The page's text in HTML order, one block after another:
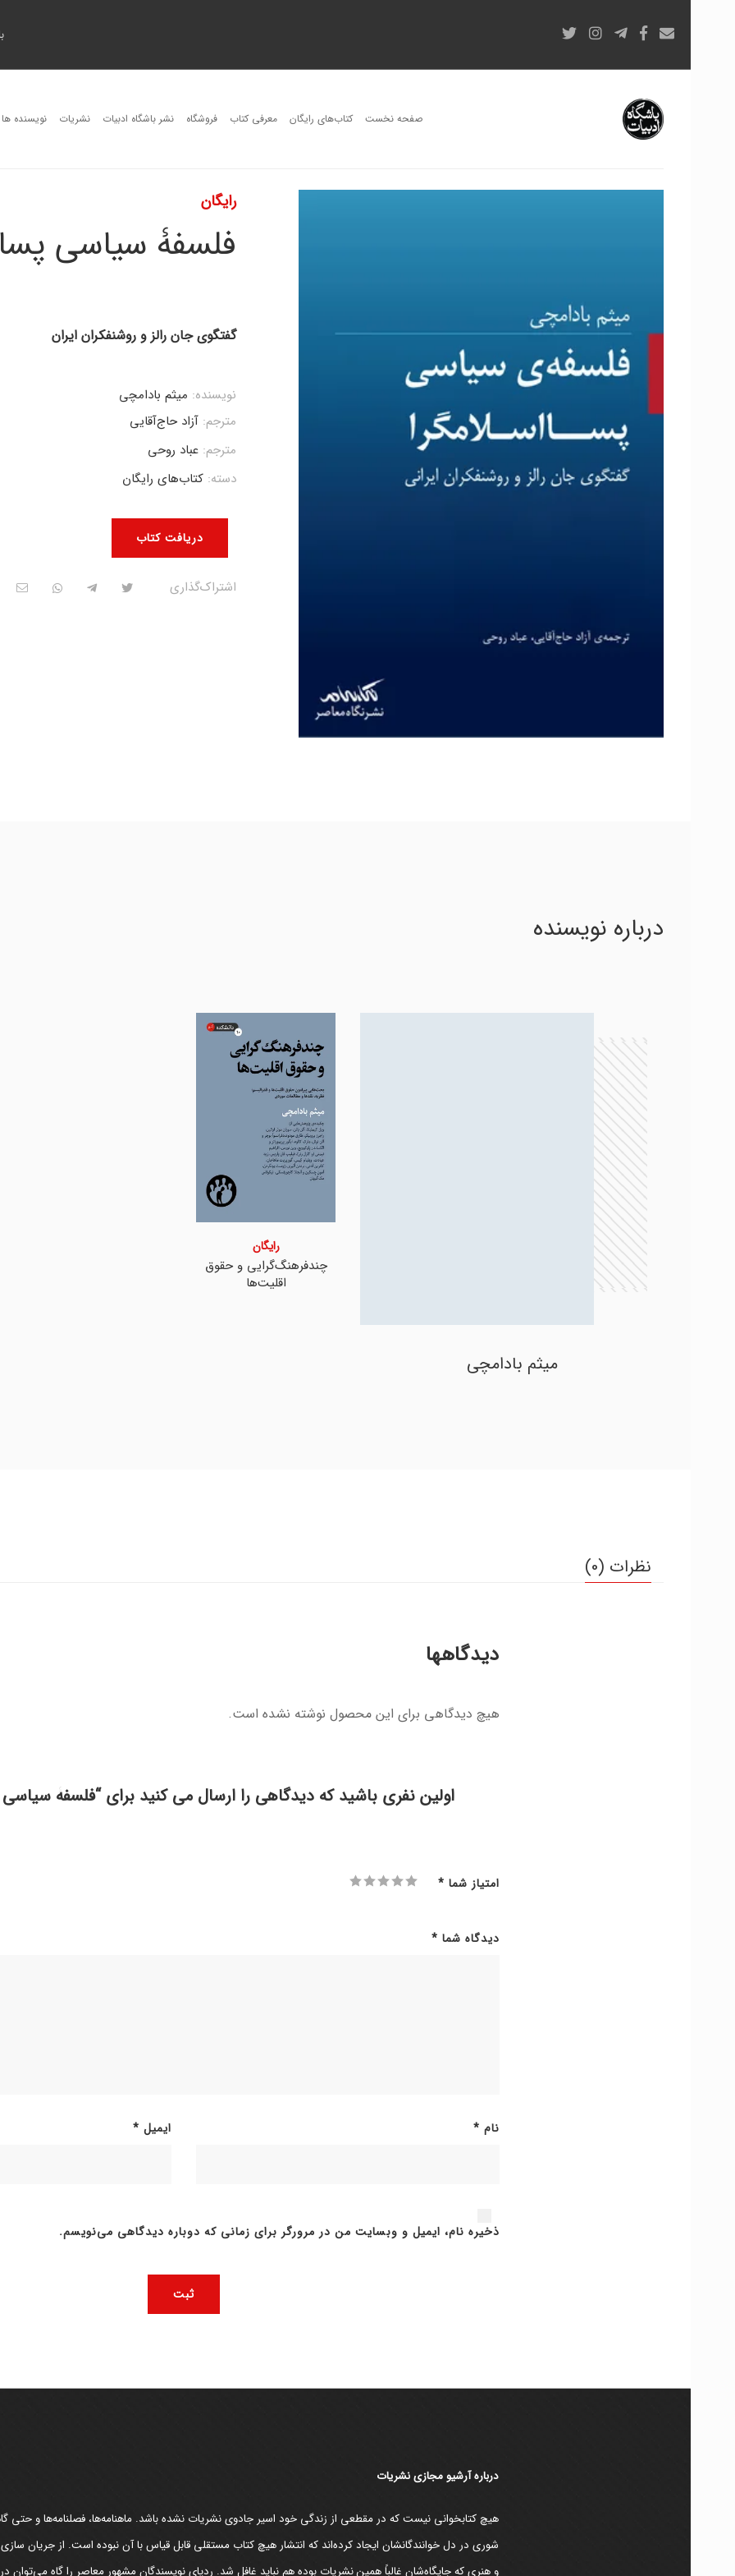
صفحه نخست کتاب‌های رایگان معرفی کتاب فروشگاه نشر باشگاه ادبیات نشریات نویسنده ها
رایگان
فلسفۀ سیاسی
گفتگوی جان رالز و روشنفکران ایران
دریافت کتاب
نویسنده: میثم بادامچی
مترجم:آزاد حاج‌آقایی
مترجم:عباد روحی
دسته: کتاب‌های رایگان
اشتراک‌گذاری
درباره نویسنده
میثم بادامچی
چندفرهنگ‌گرایی و حقوق
اقلیت‌ها
رایگان
نظرات (0)
دیدگاهها
هیچ دیدگاهی برای این محصول نوشته نشده است.
اولین نفری باشید که دیدگاهی را ارسال می کنید برای “فلسفۀ سیاسی
امتیاز شما *
دیدگاه شما *
نام * ایمیل *
ذخیره نام، ایمیل و وبسایت من در مرورگر برای زمانی که دوباره دیدگاهی می‌نویسم.
دربارۀ آرشیو مجازی نشریات
هیچ کتابخوانی نیست که در مقطعی از زندگی خود اسیر جادوی نشریات نشده باشد. ماهنامه‌ها، فصلنامه‌ها و حتی
شوری در دل خوانندگانشان ایجاد کرده‌اند که انتشار هیچ کتاب مستقلی قابل قیاس با آن نبوده است. از جریان
و هنری که جایگاه‌شان غالباً همین نشریات بوده هم نباید غافل شد. ردپای نویسندگان مشهور معاصر را گاه می‌توان